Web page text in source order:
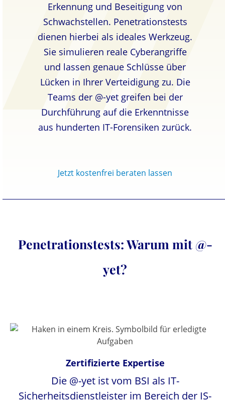
Erkennung und Beseitigung von
Schwachstellen. Penetrationstests
dienen hierbei als ideales Werkzeug.
Sie simulieren reale Cyberangriffe
und lassen genaue Schlüsse über
Lücken in Ihrer Verteidigung zu. Die
Teams der @-yet greifen bei der
Durchführung auf die Erkenntnisse
aus hunderten IT-Forensiken zurück.
Jetzt kostenfrei beraten lassen
Penetrationstests: Warum mit @-
yet?
Zertifizierte Expertise
Die @-yet ist vom BSI als IT-
Sicherheitsdienstleister im Bereich der IS-